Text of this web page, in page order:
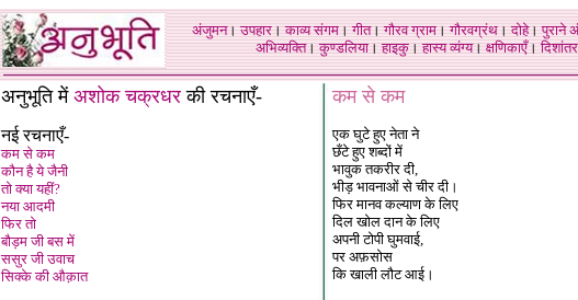
अंजुमन।उपहार।काव्य संगम।गीत।गौरव ग्राम।गौरवग्रंथ।दोहे।पुराने
अभिव्यक्ति।कुण्डलिया।हाइकु।हास्य व्यंग्य।क्षणिकाएँ।दिशांतर
अनुभूति में अशोक चक्रधर की रचनाएँ-
नई रचनाएँ-
कम से कम
कौन है ये जैनी
तो क्या यहीं?
नया आदमी
फिर तो
बौड़म जी बस में
ससुर जी उवाच
सिक्के की औक़ात
कम से कम
एक घुटे हुए नेता ने
छँटे हुए शब्दों में
भावुक तकरीर दी,
भीड़ भावनाओं से चीर दी।
फिर मानव कल्याण के लिए
दिल खोल दान के लिए
अपनी टोपी घुमवाई,
पर अफ़सोस
कि खाली लौट आई।